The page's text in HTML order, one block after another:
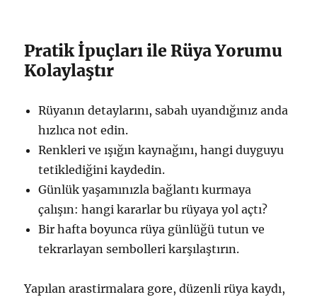
Pratik İpuçları ile Rüya Yorumu
Kolaylaştır
Rüyanın detaylarını, sabah uyandığınız anda
hızlıca not edin.
Renkleri ve ışığın kaynağını, hangi duyguyu
tetiklediğini kaydedin.
Günlük yaşamınızla bağlantı kurmaya
çalışın: hangi kararlar bu rüyaya yol açtı?
Bir hafta boyunca rüya günlüğü tutun ve
tekrarlayan sembolleri karşılaştırın.
Yapılan arastirmalara gore, düzenli rüya kaydı,